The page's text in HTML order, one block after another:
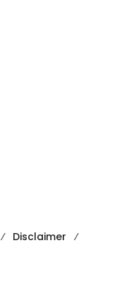
Disclaimer